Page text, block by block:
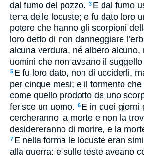
dal fumo del pozzo. 3 E dal fumo
terra delle locuste; e fu dato loro
potere che hanno gli scorpioni
loro detto di non danneggiare
alcuna verdura, né albero alcuno,
uomini che non aveano il
5 E fu loro dato, non di ucciderli,
per cinque mesi; e il tormento
come quello prodotto da uno
ferisce un uomo. 6 E in quei giorni
cercheranno la morte e non la
desidereranno di morire, e la
7 E nella forma le locuste eran
alla guerra; e sulle teste aveano